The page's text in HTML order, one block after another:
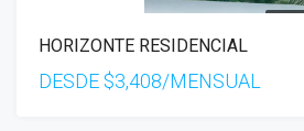
HORIZONTE RESIDENCIAL
DESDE $3,408/MENSUAL